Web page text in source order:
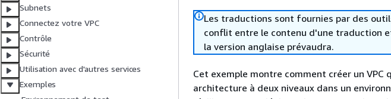
Subnets
Connectez votre VPC
Contrôle
Sécurité
Utilisation avec d'autres services
Exemples
Les traductions sont fournies par des
conflit entre le contenu d'une traduction
la version anglaise prévaudra.
Cet exemple montre comment créer un VPC
architecture à deux niveaux dans un